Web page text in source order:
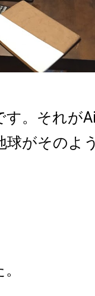
。それが
球がそのよ